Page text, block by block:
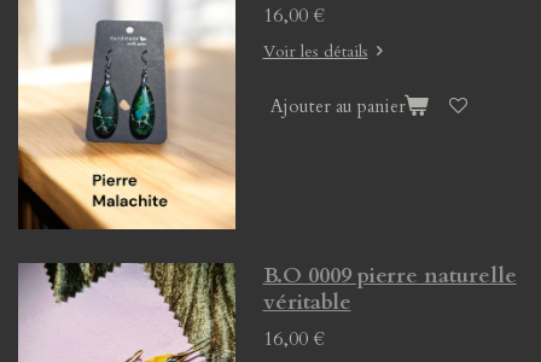
16,00 €
Voir les détails
Ajouter au panier
B.O 0009 pierre naturelle
véritable
16,00 €